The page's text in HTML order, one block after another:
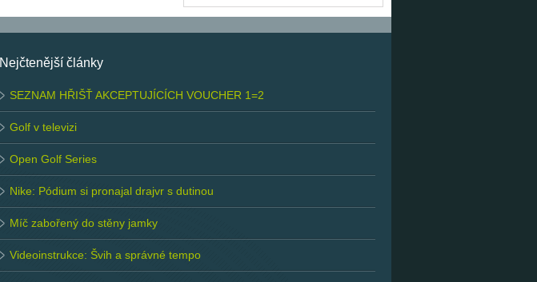
Nejčtenější články
SEZNAM HŘIŠŤ AKCEPTUJÍCÍCH VOUCHER 1=2
Golf v televizi
Open Golf Series
Nike: Pódium si pronajal drajvr s dutinou
Míč zabořený do stěny jamky
Videoinstrukce: Švih a správné tempo